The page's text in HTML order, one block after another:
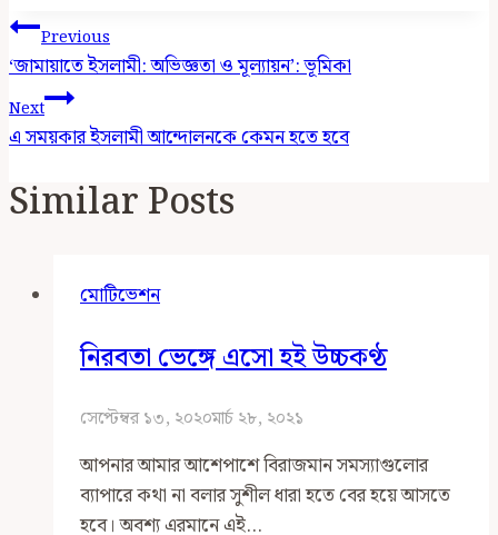
Post
Navigation
Previous
‘জামায়াতে ইসলামী: অভিজ্ঞতা ও মূল্যায়ন’: ভূমিকা
Next
এ সময়কার ইসলামী আন্দোলনকে কেমন হতে হবে
Similar Posts
মোটিভেশন
নিরবতা ভেঙ্গে এসো হই উচ্চকণ্ঠ
সেপ্টেম্বর ১৩, ২০২০মার্চ ২৮, ২০২১
আপনার আমার আশেপাশে বিরাজমান সমস্যাগুলোর
ব্যাপারে কথা না বলার সুশীল ধারা হতে বের হয়ে আসতে
হবে। অবশ্য এরমানে এই…